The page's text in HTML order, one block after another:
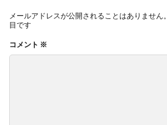
メールアドレスが公開されることはありません。
目です
コメント ※